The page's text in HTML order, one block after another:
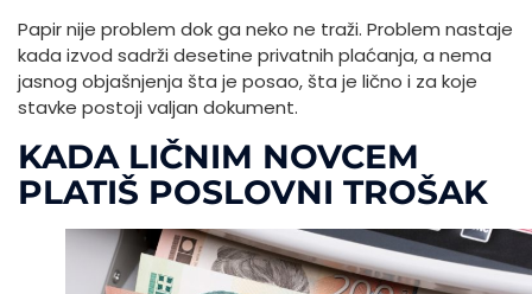
Papir nije problem dok ga neko ne traži. Problem nastaje
kada izvod sadrži desetine privatnih plaćanja, a nema
jasnog objašnjenja šta je posao, šta je lično i za koje
stavke postoji valjan dokument.
KADA LIČNIM NOVCEM
PLATIŠ POSLOVNI TROŠAK